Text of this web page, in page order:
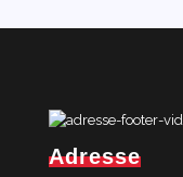
Adresse